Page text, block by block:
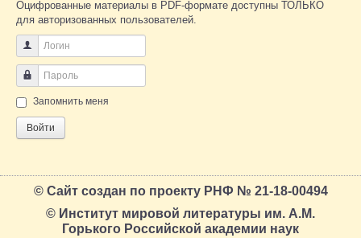
Оцифрованные материалы в PDF-формате доступны ТОЛЬКО
для авторизованных пользователей.
Логин
Пароль
Запомнить меня
Войти
© Сайт создан по проекту РНФ № 21-18-00494
© Институт мировой литературы им. А.М.
Горького Российской академии наук